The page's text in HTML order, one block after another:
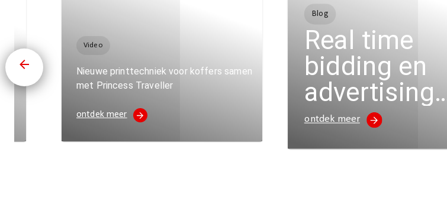
Video
Nieuwe printtechniek voor koffers samen
met Princess Traveller
ontdek meer
Blog
Real time
bidding en
advertising
uitgelegd in 9
essentiële
ontdek meer